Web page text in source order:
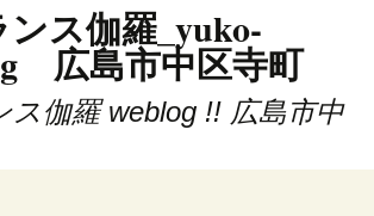
ス伽羅_yuko-
広島市中区寺町
ス伽羅 weblog !! 広島市中